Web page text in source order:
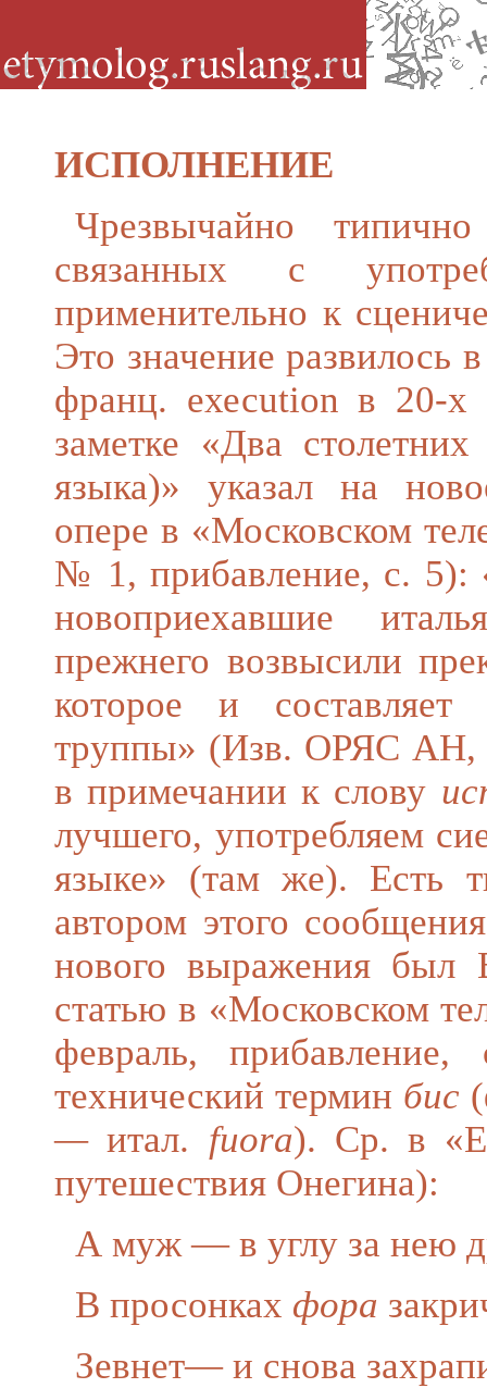
ИСПОЛНЕНИЕ
Чрезвычайно
связанных с
применительно к
Это значение развилось
франц. ехесution в
заметке «Два
языка)» указал на
опере в «Московском
№ 1, прибавление, с. 5):
новоприехавшие
прежнего возвысили
которое и составляет
труппы» (Изв. ОРЯС АН,
в примечании к слову
лучшего, употребляем
языке» (там же). Есть
автором этого
нового выражения
статью в «Московском
февраль,
технический термин бис
—итал. fuora). Ср. в
путешествия Онегина):
А муж — в углу за нею
В просонках фора
Зевнет— и снова